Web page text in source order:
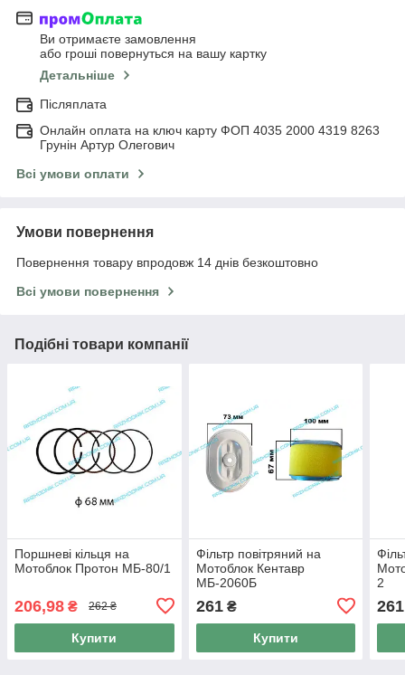
Ви отримаєте замовлення
або гроші повернуться на вашу картку
Детальніше
Післяплата
Онлайн оплата на ключ карту ФОП 4035 2000 4319 8263
Грунін Артур Олегович
Всі умови оплати
Умови повернення
Повернення товару впродовж 14 днів безкоштовно
Всі умови повернення
Подібні товари компанії
Поршневі кільця на
Мотоблок Протон МБ-80/1
206,98 ₴ 262 ₴
Купити
Фільтр повітряний на
Мотоблок Кентавр
МБ-2060Б
261₴
Купити
2
261